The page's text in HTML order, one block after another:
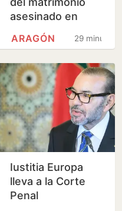
asesinado en
Tauste y su
pareja como
autores del
doble…
29 minutos
ARAGÓN
Iustitia Europa
lleva a la Corte
Penal